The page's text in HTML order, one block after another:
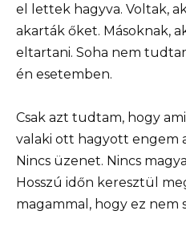
el lettek hagyva. Voltak,
akarták őket. Másoknak,
eltartani. Soha nem
én esetemben.
Csak azt tudtam, hogy
valaki ott hagyott engem
Nincs üzenet. Nincs
Hosszú időn keresztül
magammal, hogy ez nem